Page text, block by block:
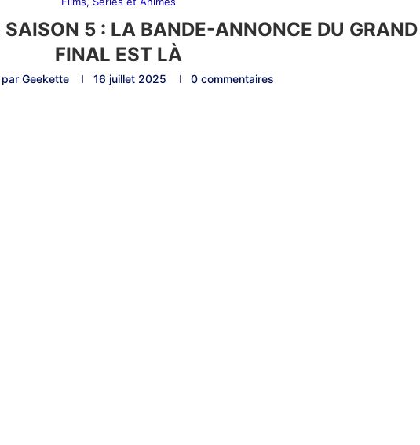
SAISON 5 : LA BANDE-ANNONCE DU GRAND
FINAL EST LÀ
parGeekette 16 juillet 2025 0 commentaires